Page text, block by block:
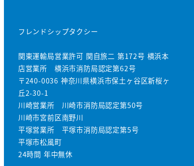
フレンドシップタクシー
関東運輸局営業許可 関自旅二 第172号 横浜本
店営業所 横浜市消防局認定第62号
〒240-0036 神奈川県横浜市保土ヶ谷区新桜ヶ
丘2-30-1
川崎営業所 川崎市消防局認定第50号
川崎市宮前区南野川
平塚営業所 平塚市消防局認定第5号
平塚市松風町
24時間 年中無休